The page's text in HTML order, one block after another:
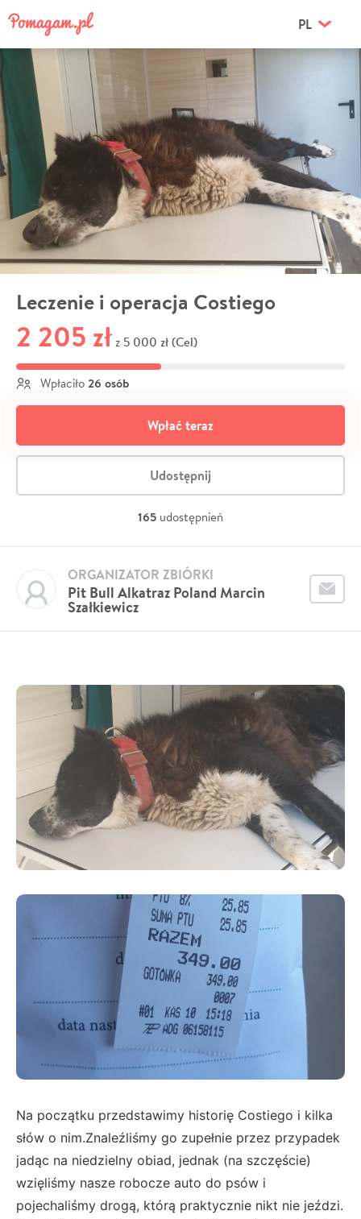
PL
Leczenie i operacja Costiego
2 205 zł z 5 000 zł (Cel)
Wpłaciło 26 osób
Wpłać teraz
Udostępnij
165 udostępnień
Pit Bull Alkatraz Poland Marcin
Szałkiewicz
ORGANIZATOR ZBIÓRKI
Na początku przedstawimy historię Costiego i kilka
słów o nim.Znaleźliśmy go zupełnie przez przypadek
jadąc na niedzielny obiad, jednak (na szczęście)
wzięliśmy nasze robocze auto do psów i
pojechaliśmy drogą, którą praktycznie nikt nie jeździ.